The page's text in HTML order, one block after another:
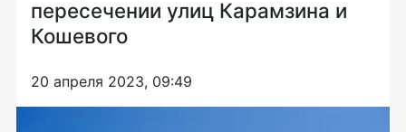
пересечении улиц Карамзина и
Кошевого
20 апреля 2023, 09:49